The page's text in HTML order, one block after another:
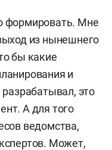
формировать. Мне
из нынешнего
бы какие
и
разрабатывал, это
А для того
ведомства,
Может,